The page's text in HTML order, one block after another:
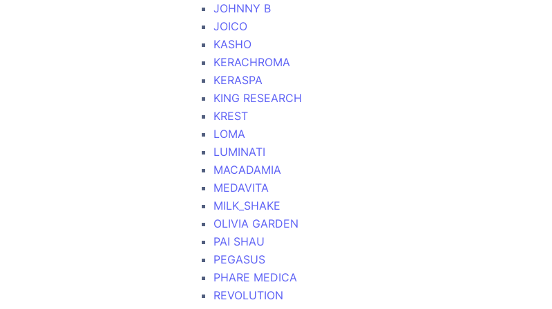
JOHNNY B
JOICO
KASHO
KERACHROMA
KERASPA
KING RESEARCH
KREST
LOMA
LUMINATI
MACADAMIA
MEDAVITA
MILK_SHAKE
OLIVIA GARDEN
PAI SHAU
PEGASUS
PHARE MEDICA
REVOLUTION